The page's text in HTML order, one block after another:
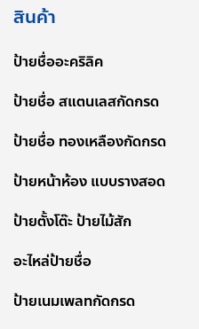
สินค้า
ป้ายชื่ออะคริลิค
ป้ายชื่อ สแตนเลสกัดกรด
ป้ายชื่อ ทองเหลืองกัดกรด
ป้ายหน้าห้อง แบบรางสอด
ป้ายตั้งโต๊ะ ป้ายไม้สัก
อะไหล่ป้ายชื่อ
ป้ายเนมเพลทกัดกรด